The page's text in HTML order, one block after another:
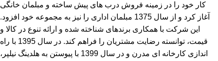
کار خود را در زمینه فروش درب های پیش ساخته و مبلمان خانگی
آغاز کرد و از سال 1375 مبلمان اداری را نیز به مجموعه خود افزود.
این شرکت با همکاری برندهای شناخته شده و ارائه تنوع در کالا و
قیمت، توانسته رضایت مشتریان را فراهم کند. در سال 1395 با راه
اندازی کارخانه ای مدرن و در سال 1399 با پیوستن به هلدینگ نیلپر،